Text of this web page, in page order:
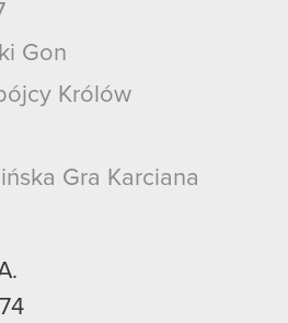
Gon
Królów
Gra Karciana